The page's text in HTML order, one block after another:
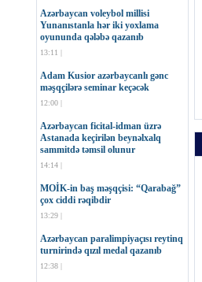
Azərbaycan voleybol millisi
Yunanıstanla hər iki yoxlama
oyununda qələbə qazanıb
13:11 |
Adam Kusior azərbaycanlı gənc
məşqçilərə seminar keçəcək
12:00 |
Azərbaycan ficital-idman üzrə
Astanada keçirilən beynəlxalq
sammitdə təmsil olunur
14:14 |
MOİK-in baş məşqçisi: “Qarabağ”
çox ciddi rəqibdir
13:29 |
Azərbaycan paralimpiyaçısı reytinq
turnirində qızıl medal qazanıb
12:38 |